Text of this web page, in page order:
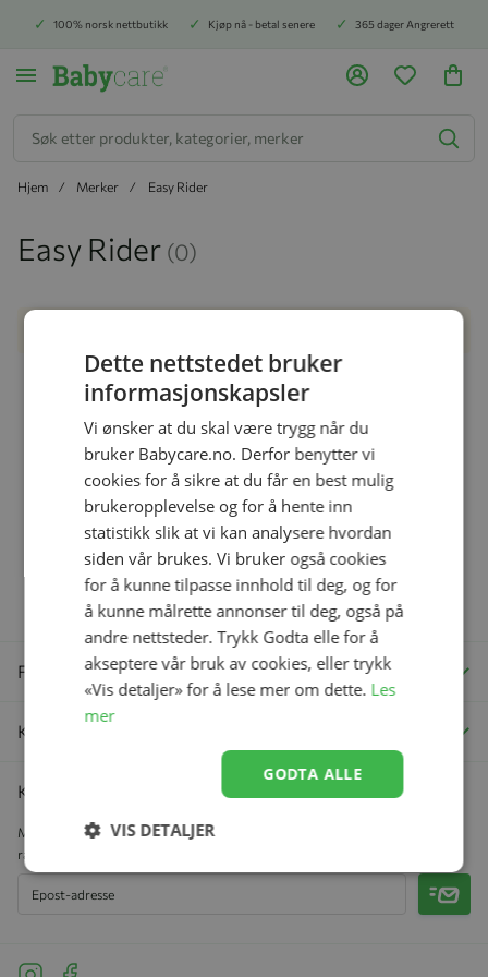
100% norsk nettbutikk Kjøp nå - betal senere 365 dager Angrerett
Hjem Merker Easy Rider
Easy Rider (0)
Vi hjelper deg!
Norges største
babyutstyrkjede
Få først – betal
senere
Få hjelp
Kategorier
Kundeklubb
Meld deg inn i vår kundeklubb for å motta nyhetsbrev, eksklusive
rabattkuponger og samle bonuspoeng på hvert kjøp.
Meld
See our Instagram
See our Facebook
Dette nettstedet bruker
informasjonskapsler
Vi ønsker at du skal være trygg når du
bruker Babycare.no. Derfor benytter vi
cookies for å sikre at du får en best mulig
brukeropplevelse og for å hente inn
statistikk slik at vi kan analysere hvordan
siden vår brukes. Vi bruker også cookies
for å kunne tilpasse innhold til deg, og for
å kunne målrette annonser til deg, også på
andre nettsteder. Trykk Godta elle for å
akseptere vår bruk av cookies, eller trykk
«Vis detaljer» for å lese mer om dette. Les
mer
GODTA ALLE
VIS DETALJER